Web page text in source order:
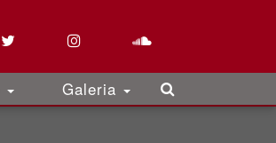
Galeria